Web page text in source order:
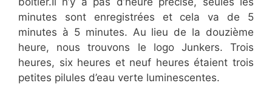
minutes sont enregistrées et cela va de 5
minutes à 5 minutes. Au lieu de la douzième
heure, nous trouvons le logo Junkers. Trois
heures, six heures et neuf heures étaient trois
petites pilules d’eau verte luminescentes.